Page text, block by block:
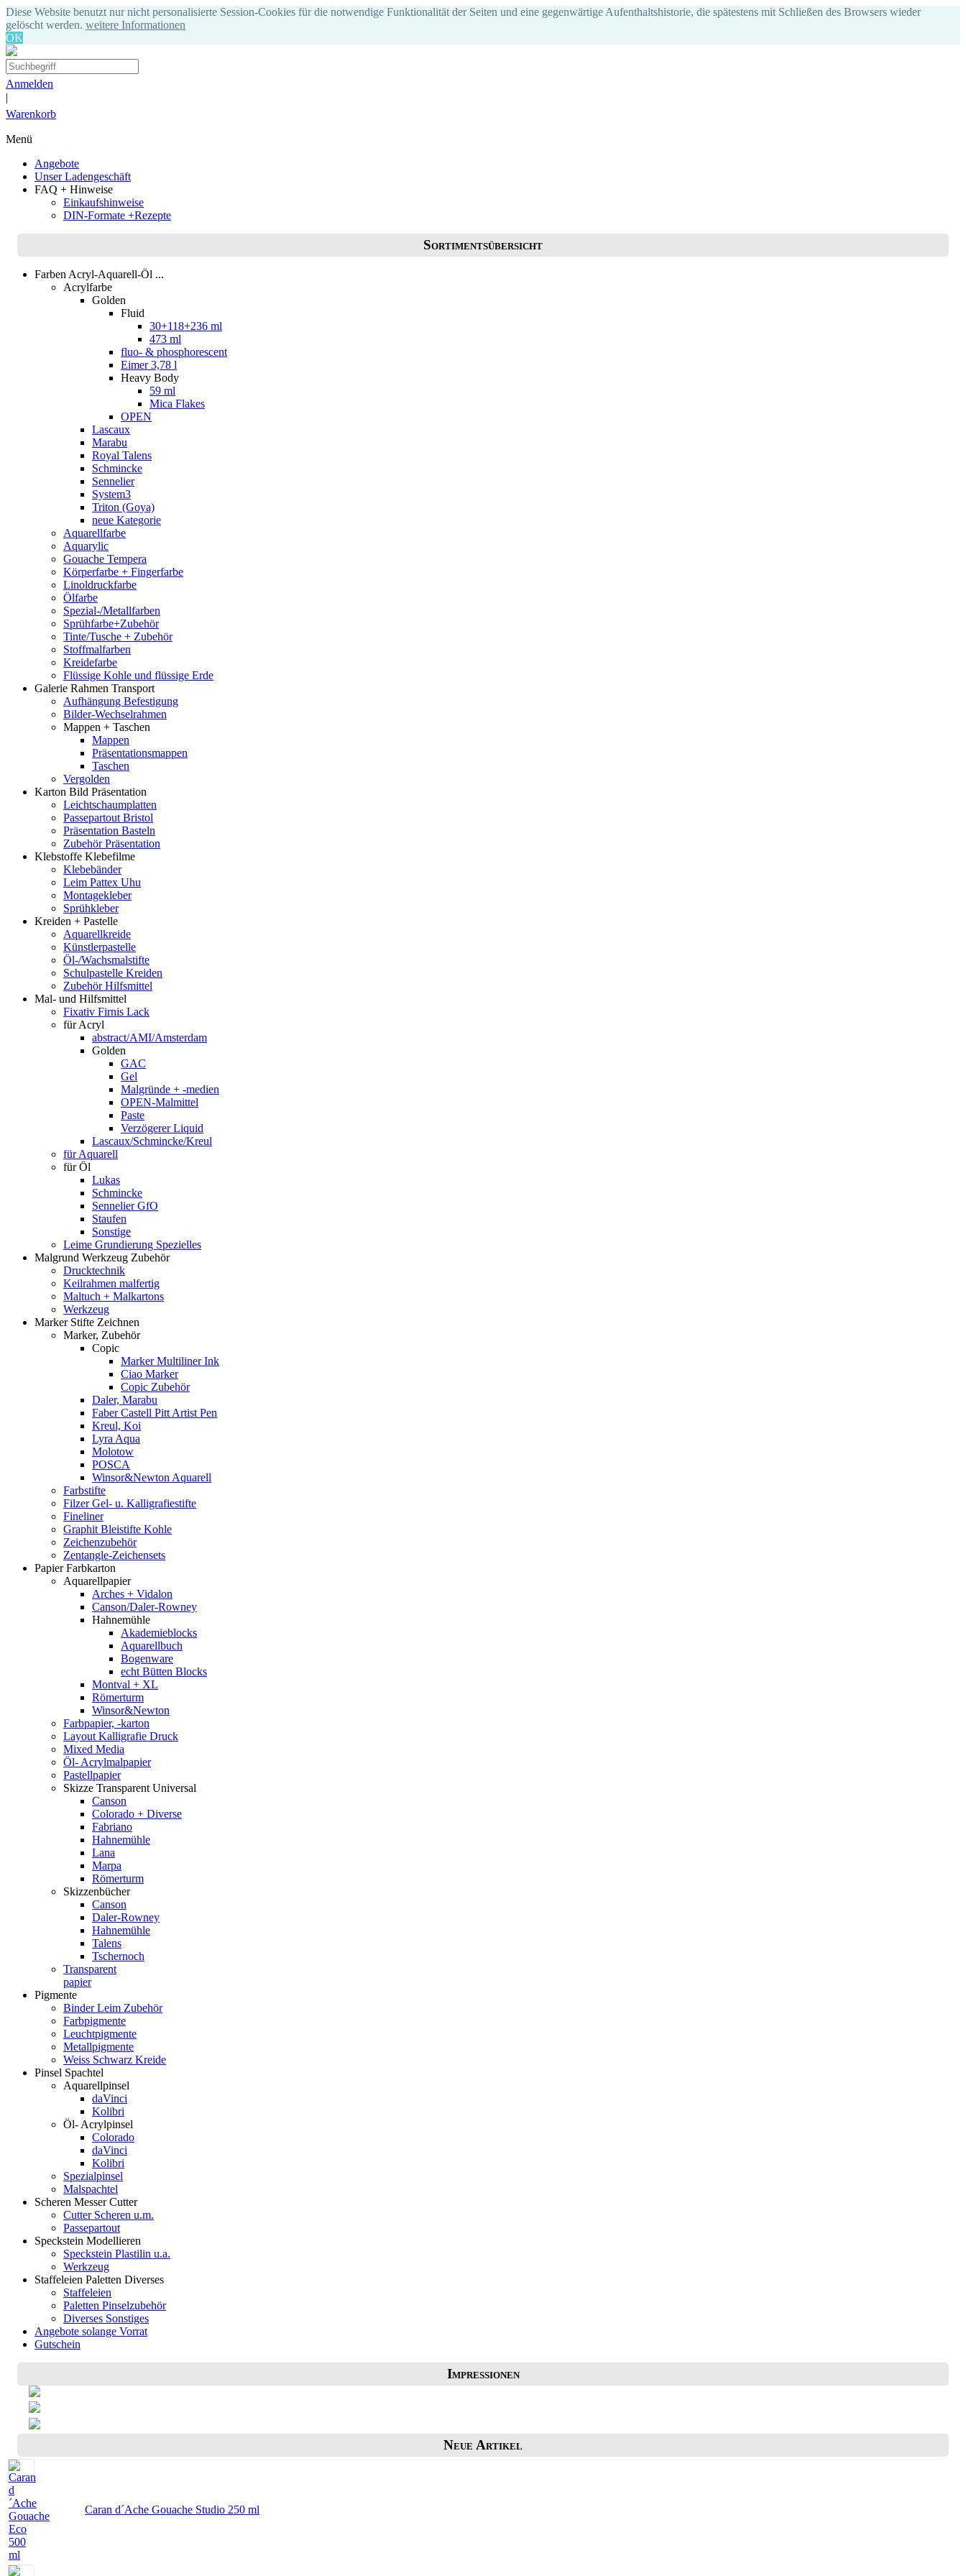
Diese Website benutzt nur nicht personalisierte Session-Cookies für die notwendige Funktionalität der Seiten und eine gegenwärtige Aufenthaltshistorie, die spätestens mit Schließen des Browsers wieder
gelöscht werden. weitere Informationen
OK
Anmelden
|
Warenkorb
Menü
Angebote
Unser Ladengeschäft
FAQ + Hinweise
Einkaufshinweise
DIN-Formate +Rezepte
Sortimentsübersicht
Farben Acryl-Aquarell-Öl ...
Acrylfarbe
Golden
Fluid
30+118+236 ml
473 ml
fluo- & phosphorescent
Eimer 3,78 l
Heavy Body
59 ml
Mica Flakes
OPEN
Lascaux
Marabu
Royal Talens
Schmincke
Sennelier
System3
Triton (Goya)
neue Kategorie
Aquarellfarbe
Aquarylic
Gouache Tempera
Körperfarbe + Fingerfarbe
Linoldruckfarbe
Ölfarbe
Spezial-/Metallfarben
Sprühfarbe+Zubehör
Tinte/Tusche + Zubehör
Stoffmalfarben
Kreidefarbe
Flüssige Kohle und flüssige Erde
Galerie Rahmen Transport
Aufhängung Befestigung
Bilder-Wechselrahmen
Mappen + Taschen
Mappen
Präsentationsmappen
Taschen
Vergolden
Karton Bild Präsentation
Leichtschaumplatten
Passepartout Bristol
Präsentation Basteln
Zubehör Präsentation
Klebstoffe Klebefilme
Klebebänder
Leim Pattex Uhu
Montagekleber
Sprühkleber
Kreiden + Pastelle
Aquarellkreide
Künstlerpastelle
Öl-/Wachsmalstifte
Schulpastelle Kreiden
Zubehör Hilfsmittel
Mal- und Hilfsmittel
Fixativ Firnis Lack
für Acryl
abstract/AMI/Amsterdam
Golden
GAC
Gel
Malgründe + -medien
OPEN-Malmittel
Paste
Verzögerer Liquid
Lascaux/Schmincke/Kreul
für Aquarell
für Öl
Lukas
Schmincke
Sennelier GfO
Staufen
Sonstige
Leime Grundierung Spezielles
Malgrund Werkzeug Zubehör
Drucktechnik
Keilrahmen malfertig
Maltuch + Malkartons
Werkzeug
Marker Stifte Zeichnen
Marker, Zubehör
Copic
Marker Multiliner Ink
Ciao Marker
Copic Zubehör
Daler, Marabu
Faber Castell Pitt Artist Pen
Kreul, Koi
Lyra Aqua
Molotow
POSCA
Winsor&Newton Aquarell
Farbstifte
Filzer Gel- u. Kalligrafiestifte
Fineliner
Graphit Bleistifte Kohle
Zeichenzubehör
Zentangle-Zeichensets
Papier Farbkarton
Aquarellpapier
Arches + Vidalon
Canson/Daler-Rowney
Hahnemühle
Akademieblocks
Aquarellbuch
Bogenware
echt Bütten Blocks
Montval + XL
Römerturm
Winsor&Newton
Farbpapier, -karton
Layout Kalligrafie Druck
Mixed Media
Öl- Acrylmalpapier
Pastellpapier
Skizze Transparent Universal
Canson
Colorado + Diverse
Fabriano
Hahnemühle
Lana
Marpa
Römerturm
Skizzenbücher
Canson
Daler-Rowney
Hahnemühle
Talens
Tschernoch
Transparent
papier
Pigmente
Binder Leim Zubehör
Farbpigmente
Leuchtpigmente
Metallpigmente
Weiss Schwarz Kreide
Pinsel Spachtel
Aquarellpinsel
daVinci
Kolibri
Öl- Acrylpinsel
Colorado
daVinci
Kolibri
Spezialpinsel
Malspachtel
Scheren Messer Cutter
Cutter Scheren u.m.
Passepartout
Speckstein Modellieren
Speckstein Plastilin u.a.
Werkzeug
Staffeleien Paletten Diverses
Staffeleien
Paletten Pinselzubehör
Diverses Sonstiges
Angebote solange Vorrat
Gutschein
Impressionen
Neue Artikel
Caran d´Ache Gouache Studio 250 ml